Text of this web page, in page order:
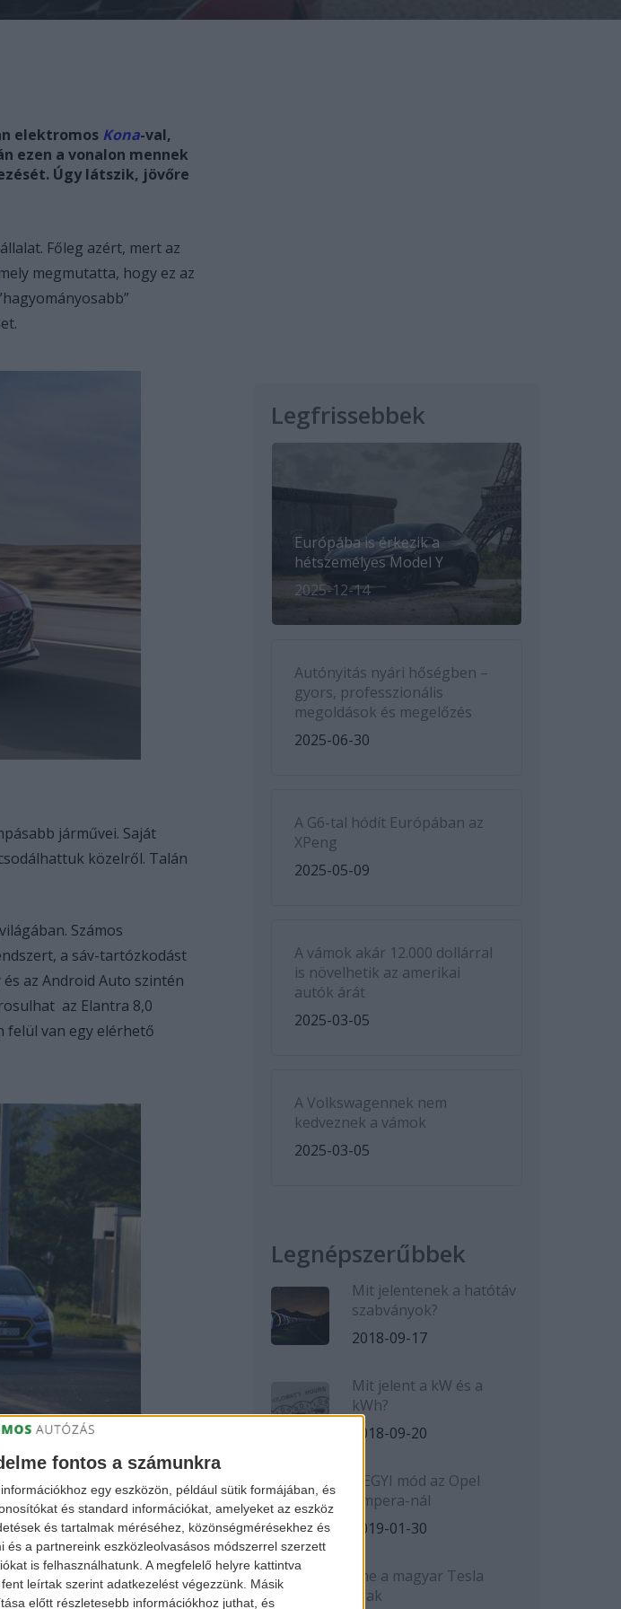
fontos a számunkra
egy eszközön, például sütik formájában, és
és standard információkat, amelyeket az eszköz
és tartalmak méréséhez, közönségmérésekhez és
és a partnereink eszközleolvasásos módszerrel szerzett
is felhasználhatunk. A megfelelő helyre kattintva
leírtak szerint adatkezelést végezzünk. Másik
előtt részletesebb információkhoz juthat, és
elektromos Kona-val,
ezen a vonalon mennek
Úgy látszik, jövőre
Főleg azért, mert az
megmutatta, hogy ez az
járművei. Saját
közelről. Talán
Számos
a sáv-tartózkodást
az Android Auto szintén
az Elantra 8,0
felül van egy elérhető
Hyundai
be, mely az 1.6 literes
Legfrissebbek
Európába is érkezik a
hétszemélyes Model Y
2025-12-14
Autónyitás nyári hőségben –
gyors, professzionális
megoldások és megelőzés
2025-06-30
A G6-tal hódít Európában az
XPeng
2025-05-09
A vámok akár 12.000 dollárral
is növelhetik az amerikai
autók árát
2025-03-05
A Volkswagennek nem
kedveznek a vámok
2025-03-05
Legnépszerűbbek
Mit jelentenek a hatótáv
szabványok?
2018-09-17
Mit jelent a kW és a
kWh?
2018-09-20
HEGYI mód az Opel
Ampera-nál
2019-01-30
Íme a magyar Tesla
árak